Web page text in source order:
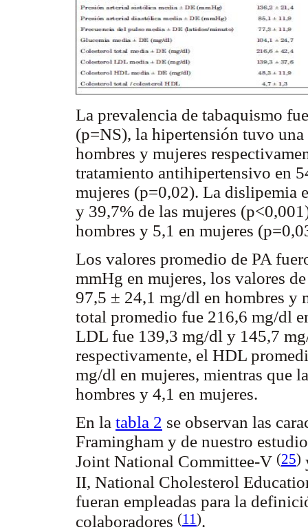
La prevalencia de tabaquismo
(p=NS), la hipertensión tuvo
hombres y mujeres
tratamiento antihipertensivo en
mujeres (p=0,02). La dislipemia
y 39,7% de las mujeres
hombres y 5,1 en mujeres
Los valores promedio de PA
mmHg en mujeres, los valores
97,5 ± 24,1 mg/dl en hombres y
total promedio fue 216,6 mg/dl
LDL fue 139,3 mg/dl y 145,7
respectivamente, el HDL
mg/dl en mujeres, mientras que
hombres y 4,1 en mujeres.
En la tabla 2 se observan las
Framingham y de nuestro
Joint National Committee-V (25)
II, National Cholesterol
fueran empleadas para la
colaboradores (11).